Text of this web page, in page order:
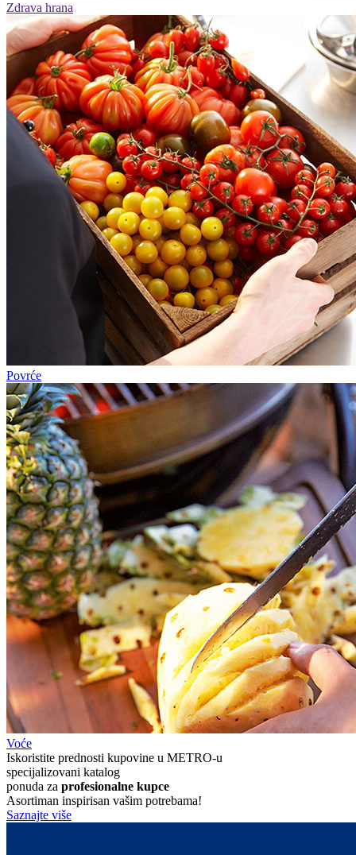
Zdrava hrana
Povrće
Voće
Iskoristite prednosti kupovine u METRO-u
specijalizovani katalog
ponuda za profesionalne kupce
Asortiman inspirisan vašim potrebama!
Saznajte više